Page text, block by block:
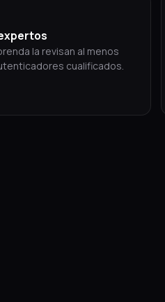
la revisan al menos
cualificados.